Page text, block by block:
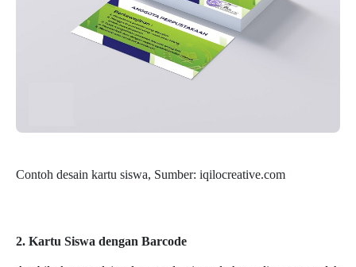
Contoh desain kartu siswa, Sumber: iqilocreative.com
2. Kartu Siswa dengan Barcode